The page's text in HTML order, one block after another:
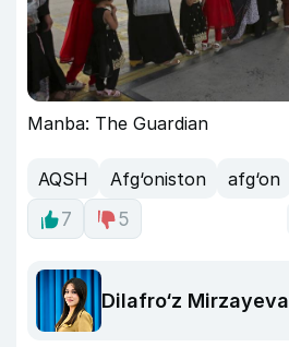
Manba: The Guardian
AQSH Afg‘oniston afg‘on
7
5
Dilafro‘z Mirzayeva